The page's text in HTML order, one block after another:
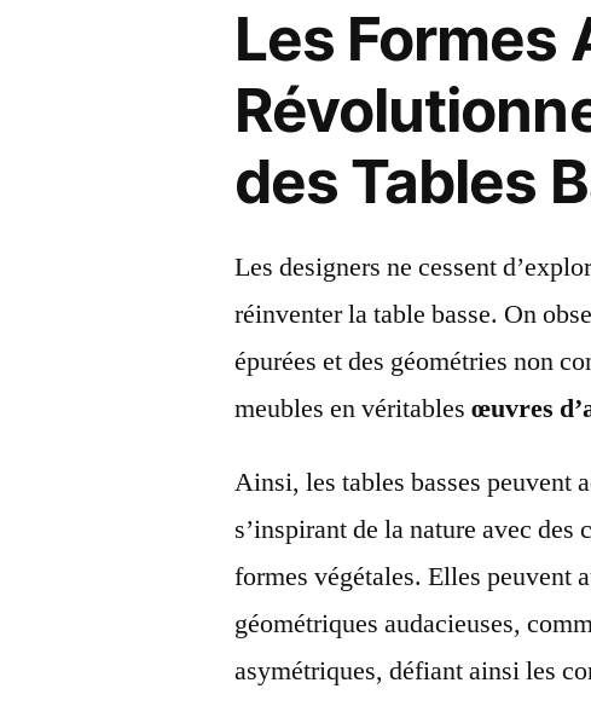
Les
des Tables
Les designers ne cessent
réinventer la table basse. On
épurées et des géométries non
meubles en véritablesœuvres
Ainsi, les tables basses peuvent
s’inspirant de la nature avec des
formes végétales. Elles peuvent
géométriques audacieuses,
asymétriques, défiant ainsi les